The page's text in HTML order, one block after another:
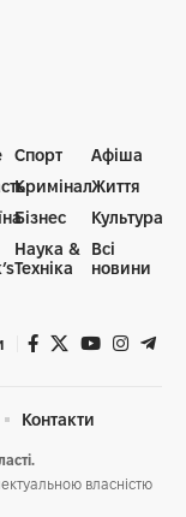
Спорт
Кримінал
Бізнес
Наука &
Техніка
Афіша
Життя
Культура
Всі
новини
власністю
Контакти